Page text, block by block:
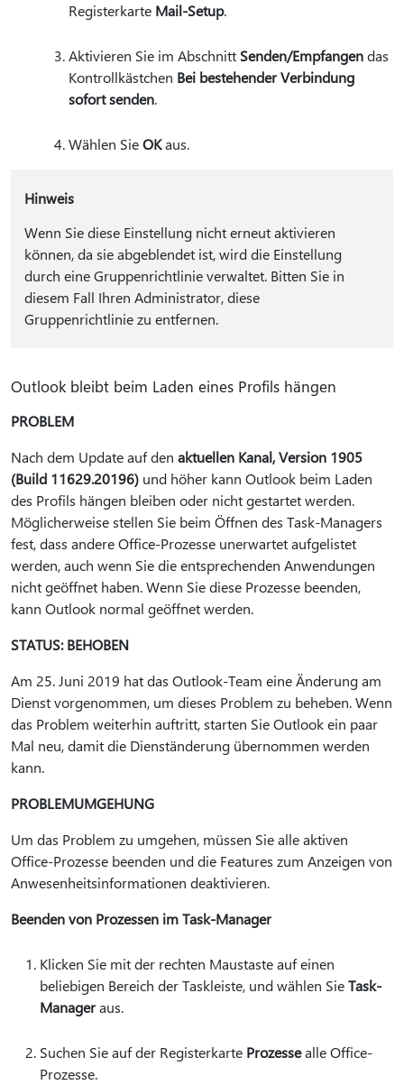
Registerkarte Mail-Setup.
Aktivieren Sie im Abschnitt Senden/Empfangendas
Kontrollkästchen Bei bestehender Verbindung
sofort senden.
Wählen SieOKaus.
Hinweis
Wenn Sie diese Einstellung nicht erneut aktivieren
können, da sie abgeblendet ist, wird die Einstellung
durch eine Gruppenrichtlinie verwaltet. Bitten Sie in
diesem Fall Ihren Administrator, diese
Gruppenrichtlinie zu entfernen.
Outlook bleibt beim Laden eines Profils hängen
PROBLEM
Nach dem Update auf den aktuellen Kanal, Version 1905
(Build 11629.20196) und höher kann Outlook beim Laden
des Profils hängen bleiben oder nicht gestartet werden.
Möglicherweise stellen Sie beim Öffnen des Task-Managers
fest, dass andere Office-Prozesse unerwartet aufgelistet
werden, auch wenn Sie die entsprechenden Anwendungen
nicht geöffnet haben. Wenn Sie diese Prozesse beenden,
kann Outlook normal geöffnet werden.
STATUS: BEHOBEN
Am 25. Juni 2019 hat das Outlook-Team eine Änderung am
Dienst vorgenommen, um dieses Problem zu beheben. Wenn
das Problem weiterhin auftritt, starten Sie Outlook ein paar
Mal neu, damit die Dienständerung übernommen werden
kann.
PROBLEMUMGEHUNG
Um das Problem zu umgehen, müssen Sie alle aktiven
Office-Prozesse beenden und die Features zum Anzeigen von
Anwesenheitsinformationen deaktivieren.
Beenden von Prozessen im Task-Manager
Klicken Sie mit der rechten Maustaste auf einen
beliebigen Bereich der Taskleiste, und wählen SieTask-
Manageraus.
Suchen Sie auf der Registerkarte Prozessealle Office-
Prozesse.